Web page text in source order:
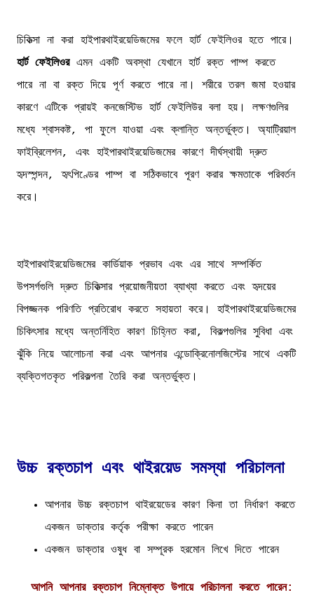
চিকিত্সা না করা হাইপারথাইরয়েডিজমের ফলে হার্ট ফেইলিওর হতে পারে।
হার্ট ফেইলিওরএমন একটি অবস্থা যেখানে হার্ট রক্ত পাম্প করতে
পারে না বা রক্ত দিয়ে পূর্ণ করতে পারে না। শরীরে তরল জমা হওয়ার
কারণে এটিকে প্রায়ই কনজেস্টিভ হার্ট ফেইলিউর বলা হয়। লক্ষণগুলির
মধ্যে শ্বাসকষ্ট, পা ফুলে যাওয়া এবং ক্লান্তি অন্তর্ভুক্ত। অ্যাট্রিয়াল
ফাইব্রিলেশন, এবং হাইপারথাইরয়েডিজমের কারণে দীর্ঘস্থায়ী দ্রুত
হৃদস্পন্দন, হৃৎপিণ্ডের পাম্প বা সঠিকভাবে পূরণ করার ক্ষমতাকে পরিবর্তন
করে।
হাইপারথাইরয়েডিজমের কার্ডিয়াক প্রভাব এবং এর সাথে সম্পর্কিত
উপসর্গগুলি দ্রুত চিকিত্সার প্রয়োজনীয়তা ব্যাখ্যা করতে এবং হৃদয়ের
বিপজ্জনক পরিণতি প্রতিরোধ করতে সহায়তা করে। হাইপারথাইরয়েডিজমের
চিকিৎসার মধ্যে অন্তর্নিহিত কারণ চিহ্নিত করা, বিকল্পগুলির সুবিধা এবং
ঝুঁকি নিয়ে আলোচনা করা এবং আপনার এন্ডোক্রিনোলজিস্টের সাথে একটি
ব্যক্তিগতকৃত পরিকল্পনা তৈরি করা অন্তর্ভুক্ত।
উচ্চ রক্তচাপ এবং থাইরয়েড সমস্যা পরিচালনা
আপনার উচ্চ রক্তচাপ থাইরয়েডের কারণ কিনা তা নির্ধারণ করতে
একজন ডাক্তার কর্তৃক পরীক্ষা করতে পারেন
একজন ডাক্তার ওষুধ বা সম্পূরক হরমোন লিখে দিতে পারেন
আপনি আপনার রক্তচাপ নিম্নোক্ত উপায়ে পরিচালনা করতে পারেন: